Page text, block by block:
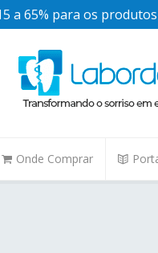
a 65% para os
Onde Comprar